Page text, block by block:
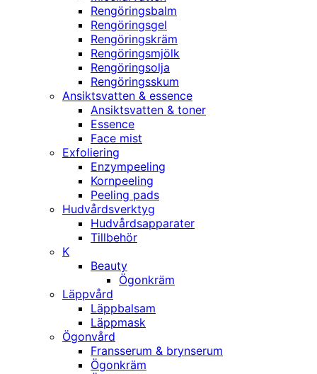
Rengöringsbalm
Rengöringsgel
Rengöringskräm
Rengöringsmjölk
Rengöringsolja
Rengöringsskum
Ansiktsvatten & essence
Ansiktsvatten & toner
Essence
Face mist
Exfoliering
Enzympeeling
Kornpeeling
Peeling pads
Hudvårdsverktyg
Hudvårdsapparater
Tillbehör
K
Beauty
Ögonkräm
Läppvård
Läppbalsam
Läppmask
Ögonvård
Fransserum & brynserum
Ögonkräm